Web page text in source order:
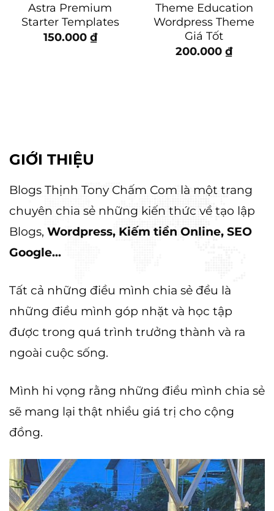
Astra Premium
Starter Templates
150.000 ₫
Theme Education
Wordpress Theme
Giá Tốt
200.000 ₫
GIỚI THIỆU
Blogs Thịnh Tony Chấm Com là một trang
chuyên chia sẻ những kiến thức về tạo lập
Blogs, Wordpress, Kiếm tiền Online, SEO
Google...
Tất cả những điều mình chia sẻ đều là
những điều mình góp nhặt và học tập
được trong quá trình trưởng thành và ra
ngoài cuộc sống.
Mình hi vọng rằng những điều mình chia sẻ
sẽ mang lại thật nhiều giá trị cho cộng
đồng.